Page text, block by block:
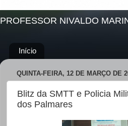
PROFESSOR NIVALDO
Início
QUINTA-FEIRA, 12 DE MARÇO DE
Blitz da SMTT e Policia
dos Palmares